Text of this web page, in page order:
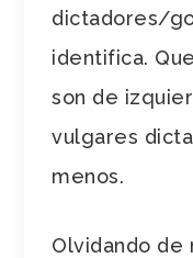
dictadores/
identifica.
son de
vulgares
menos.
Olvidando de